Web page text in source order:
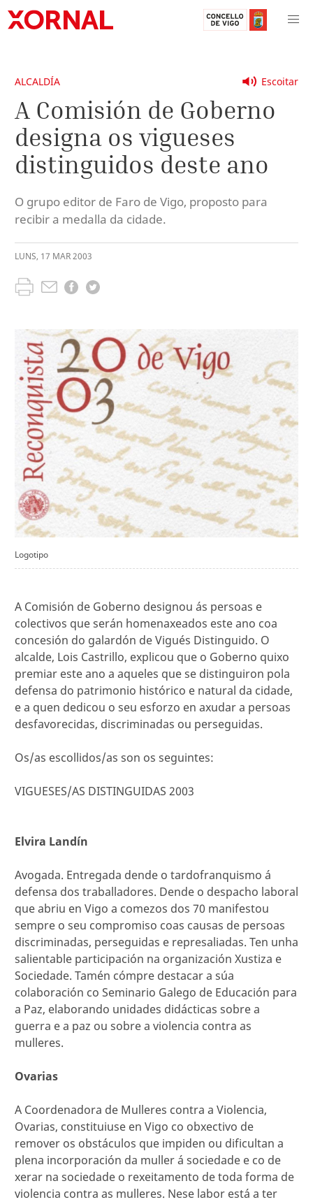
Escoitar
ALCALDÍA
A Comisión de Goberno
designa os vigueses
distinguidos deste ano
O grupo editor de Faro de Vigo, proposto para
recibir a medalla da cidade.
LUNS, 17 MAR2003
Logotipo
A Comisión de Goberno designou ás persoas e
colectivos que serán homenaxeados este ano coa
concesión do galardón de Vigués Distinguido. O
alcalde, Lois Castrillo, explicou que o Goberno quixo
premiar este ano a aqueles que se distinguiron pola
defensa do patrimonio histórico e natural da cidade,
e a quen dedicou o seu esforzo en axudar a persoas
desfavorecidas, discriminadas ou perseguidas.
Os/as escollidos/as son os seguintes:
VIGUESES/AS DISTINGUIDAS 2003
Elvira Landín
Avogada. Entregada dende o tardofranquismo á
defensa dos traballadores. Dende o despacho laboral
que abriu en Vigo a comezos dos 70 manifestou
sempre o seu compromiso coas causas de persoas
discriminadas, perseguidas e represaliadas. Ten unha
salientable participación na organización Xustiza e
Sociedade. Tamén cómpre destacar a súa
colaboración co Seminario Galego de Educación para
a Paz, elaborando unidades didácticas sobre a
guerra e a paz ou sobre a violencia contra as
mulleres.
Ovarias
A Coordenadora de Mulleres contra a Violencia,
Ovarias, constituiuse en Vigo co obxectivo de
remover os obstáculos que impiden ou dificultan a
plena incorporación da muller á sociedade e co de
xerar na sociedade o rexeitamento de toda forma de
violencia contra as mulleres. Nese labor está a ter